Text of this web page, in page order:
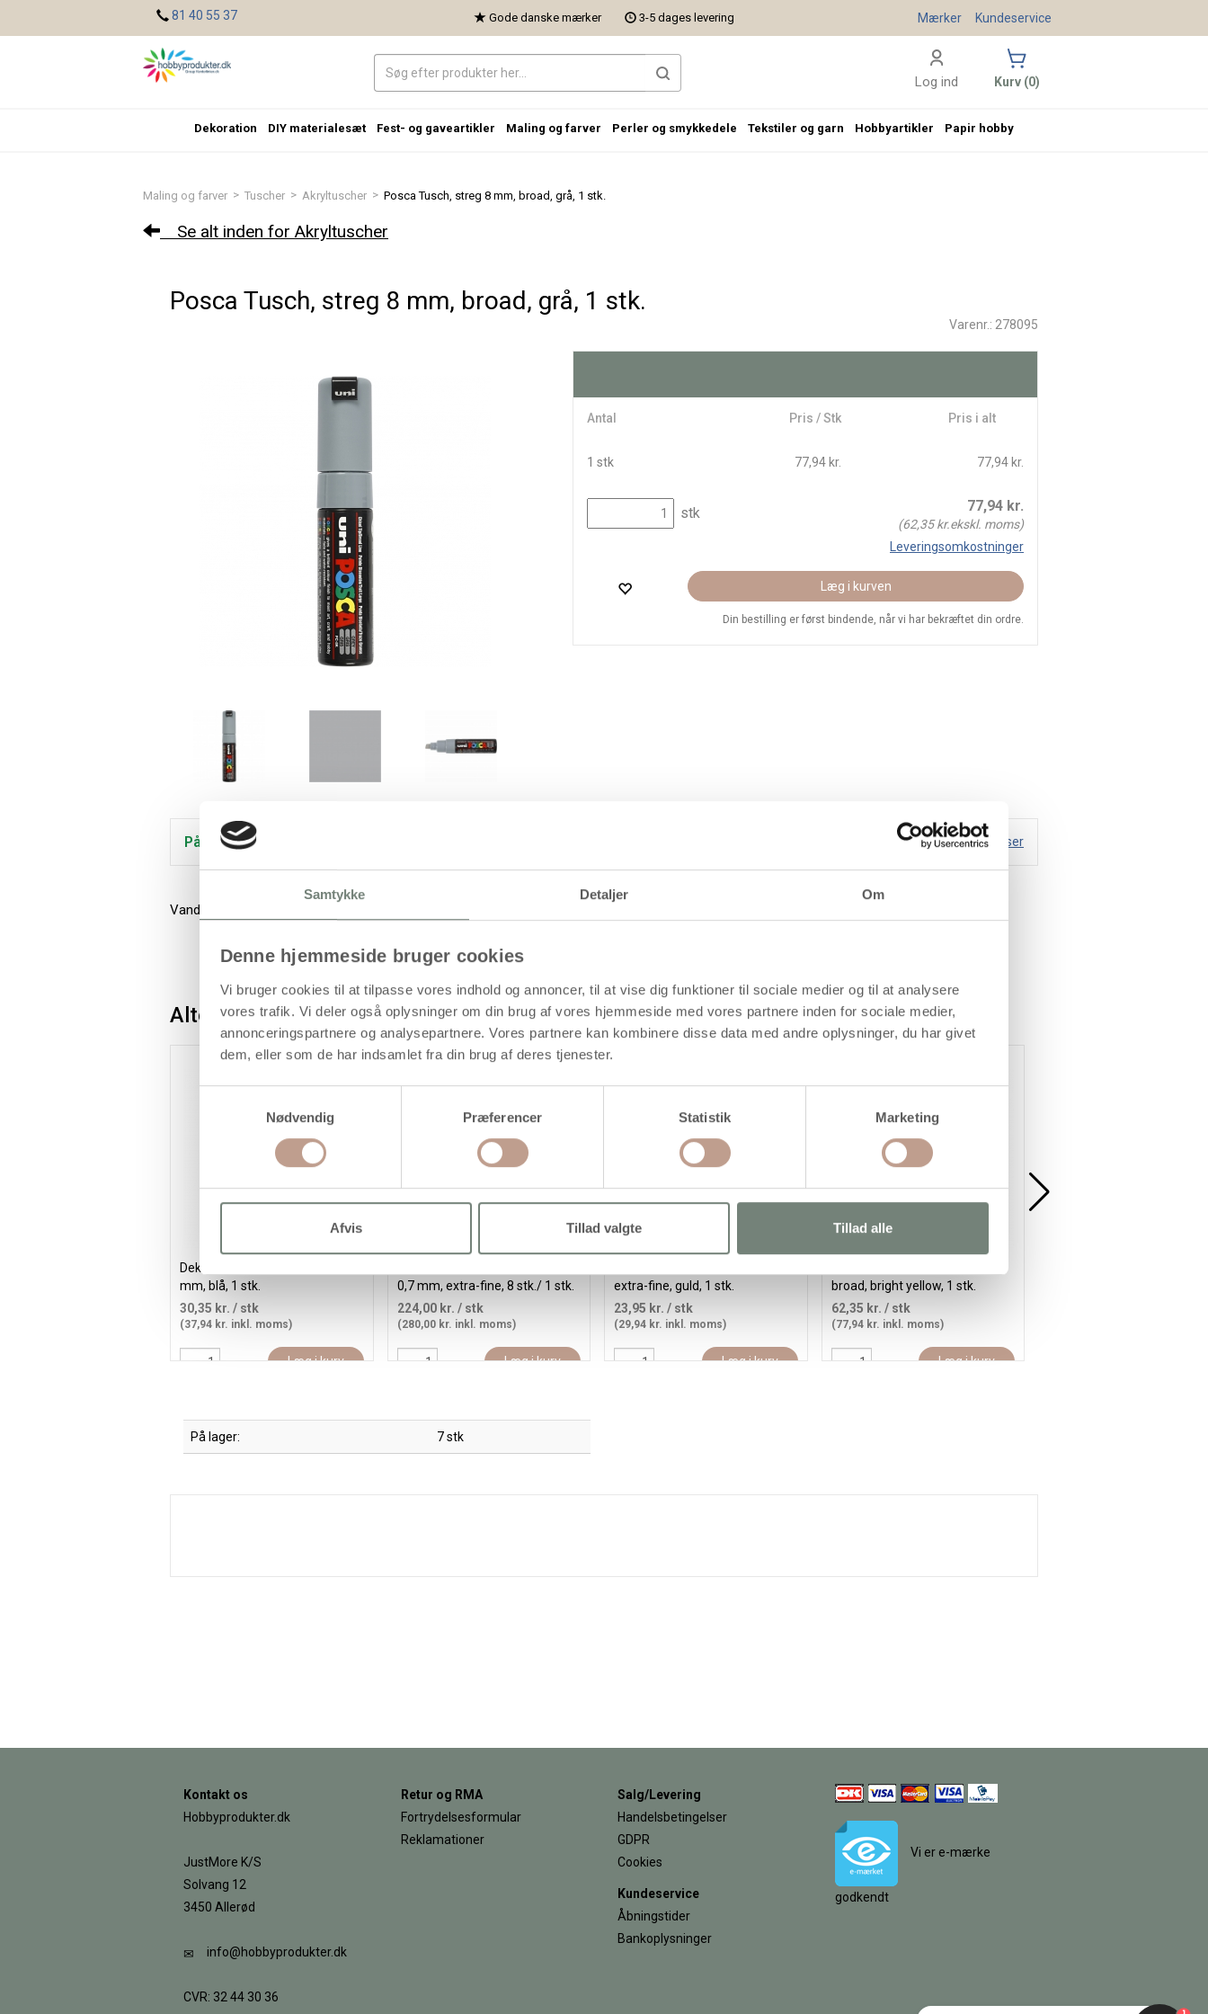
Samtykke Detaljer Om
Denne hjemmeside bruger cookies
Vi bruger cookies til at tilpasse vores indhold og annoncer, til at vise dig funktioner til sociale medier og til at analysere
vores trafik. Vi deler også oplysninger om din brug af vores hjemmeside med vores partnere inden for sociale medier,
annonceringspartnere og analysepartnere. Vores partnere kan kombinere disse data med andre oplysninger, du har givet
dem, eller som de har indsamlet fra din brug af deres tjenester.
Nødvendig
Præferencer Statistik Marketing
Afvis Tillad valgte Tillad alle
Maling og farver > Tuscher > Akryltuscher > Posca Tusch, streg 8 mm, broad, grå, 1 stk.
Se alt inden for Akryltuscher
Posca Tusch, streg 8 mm, broad, grå, 1 stk.
Varenr.: 278095
Antal Pris / Stk Pris i alt
1 stk 77,94 kr. 77,94 kr.
stk 77,94kr.
(62,35kr.ekskl. moms)
Leveringsomkostninger
Læg i kurven
Din bestilling er først bindende, når vi har bekræftet din ordre.
På lager Handelsbetingelser
Vandbaseret, heldækkende tusch i god kvalitet med pumpespids. Velegnet til alverdens overflader. Tørrer mat og tll dels vandfast op
Alternativer
Dekorationstusch, streg 0,9-1,3
mm, blå, 1 stk.
30,35 kr. / stk
(37,94 kr. inkl. moms)
Læg i kurv
0,7 mm, extra-fine, 8 stk./ 1 stk.
224,00 kr. / stk
(280,00 kr. inkl. moms)
Læg i kurv
extra-fine, guld, 1 stk.
23,95 kr. / stk
(29,94 kr. inkl. moms)
Læg i kurv
broad, bright yellow, 1 stk.
62,35 kr. / stk
(77,94 kr. inkl. moms)
Læg i kurv
På lager: 7 stk
81 40 55 37 Gode danske mærker 3-5 dages levering Kundeservice
Mærker
Log ind Kurv (0)
Dekoration DIY materialesæt Fest- og gaveartikler Maling og farver Perler og smykkedele Tekstiler og garn Hobbyartikler Papir hobby
Kontakt os
Hobbyprodukter.dk
JustMore K/S
Solvang 12
3450 Allerød
info@hobbyprodukter.dk
CVR: 32 44 30 36
Retur og RMA
Fortrydelsesformular
Reklamationer
Salg/Levering
Handelsbetingelser
GDPR
Cookies
Kundeservice
Åbningstider
Bankoplysninger
Vi er e-mærke
godkendt